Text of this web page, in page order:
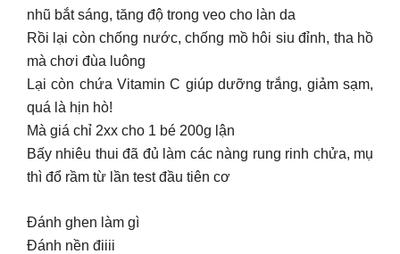
nhũ bắt sáng, tăng độ trong veo cho làn da
Rồi lại còn chống nước, chống mồ hôi siu đỉnh, tha hồ
mà chơi đùa luông
Lại còn chứa Vitamin C giúp dưỡng trắng, giảm sạm,
quá là hịn hò!
Mà giá chỉ 2xx cho 1 bé 200g lận
Bấy nhiêu thui đã đủ làm các nàng rung rinh chửa, mụ
thì đổ rầm từ lần test đầu tiên cơ
Đánh ghen làm gì
Đánh nền điiii